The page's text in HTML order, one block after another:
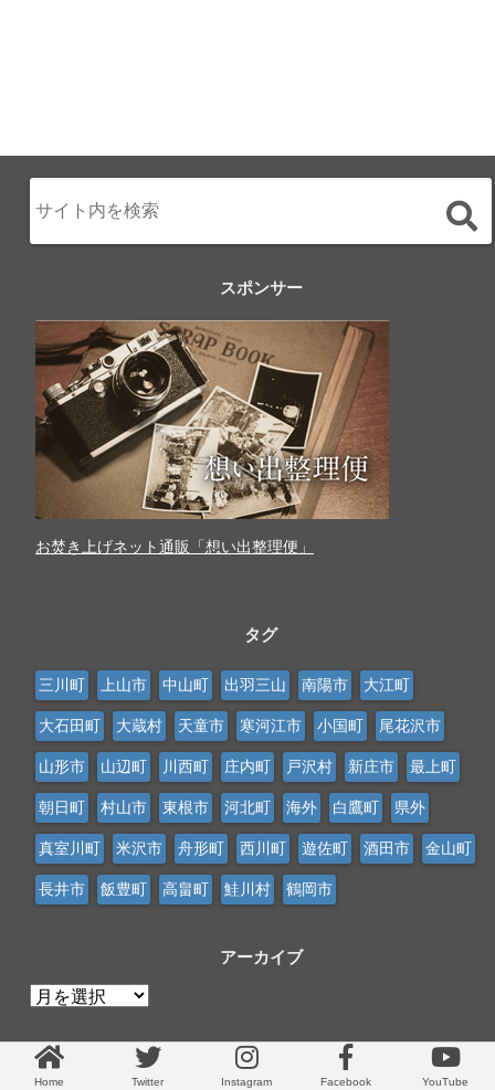
スポンサー
お焚き上げネット通販「想い出整理便」
タグ
三川町 上山市 中山町 出羽三山 南陽市 大江町
大石田町 大蔵村 天童市 寒河江市 小国町 尾花沢市
山形市 山辺町 川西町 庄内町 戸沢村 新庄市 最上町
朝日町 村山市 東根市 河北町 海外 白鷹町 県外
真室川町 米沢市 舟形町 西川町 遊佐町 酒田市 金山町
長井市 飯豊町 高畠町 鮭川村 鶴岡市
アーカイブ
ア
カ
イ
Home Twitter Instagram Facebook YouTube